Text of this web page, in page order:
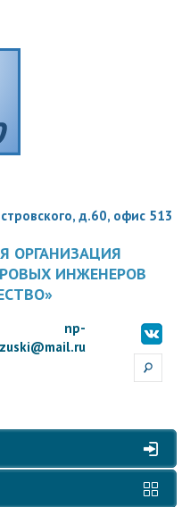
д.60, офис 513
ОРГАНИЗАЦИЯ
ИНЖЕНЕРОВ
np-
zuski@mail.ru